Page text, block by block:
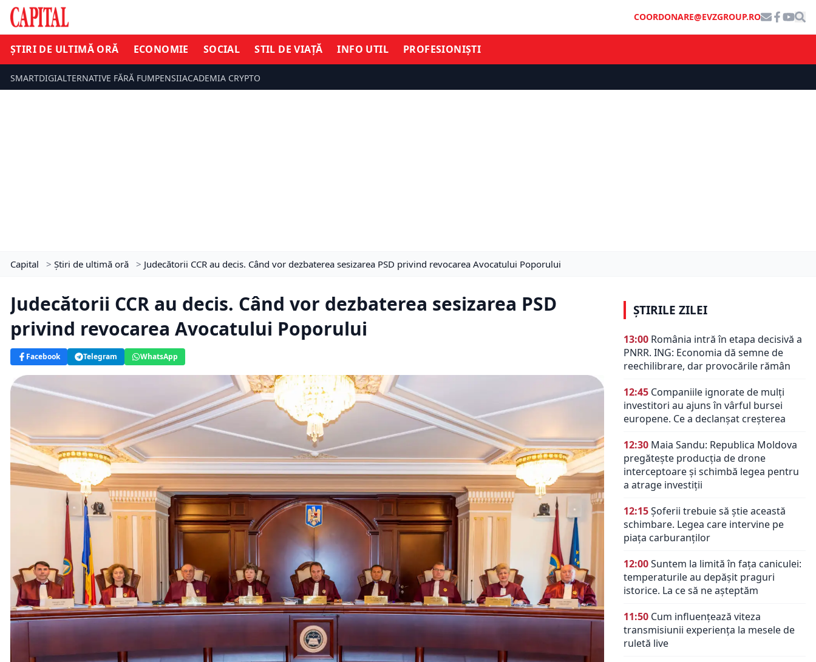
COORDONARE@EVZGROUP.RO
ȘTIRI DE ULTIMĂ ORĂ ECONOMIE SOCIAL STIL DE VIAȚĂ INFO UTIL PROFESIONIȘTI
SMARTDIGIALTERNATIVE FĂRĂ FUMPENSIIACADEMIA CRYPTO
Capital > Știri de ultimă oră > Judecătorii CCR au decis. Când vor dezbaterea sesizarea PSD privind revocarea Avocatului Poporului
Judecătorii CCR au decis. Când vor dezbaterea sesizarea PSD
privind revocarea Avocatului Poporului
Facebook Telegram WhatsApp
ȘTIRILE ZILEI
13:00 România intră în etapa decisivă a
PNRR. ING: Economia dă semne de
reechilibrare, dar provocările rămân
12:45 Companiile ignorate de mulți
investitori au ajuns în vârful bursei
europene. Ce a declanșat creșterea
12:30 Maia Sandu: Republica Moldova
pregătește producția de drone
interceptoare și schimbă legea pentru
a atrage investiții
12:15Șoferii trebuie să știe această
schimbare. Legea care intervine pe
piața carburanților
12:00Suntem la limită în fața caniculei:
temperaturile au depășit praguri
istorice. La ce să ne așteptăm
11:50 Cum influențează viteza
transmisiunii experiența la mesele de
ruletă live